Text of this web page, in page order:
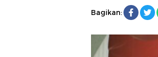
Bagikan: